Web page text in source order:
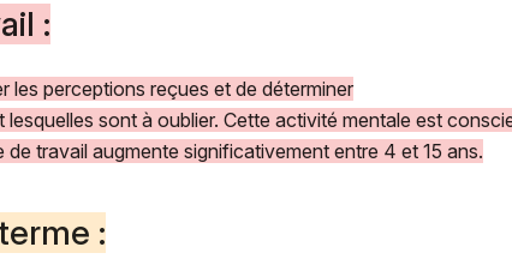
:
les perceptions reçues et de déterminer
lesquelles sont à oublier. Cette activité mentale est
travail augmente significativement entre 4 et 15 ans.
: